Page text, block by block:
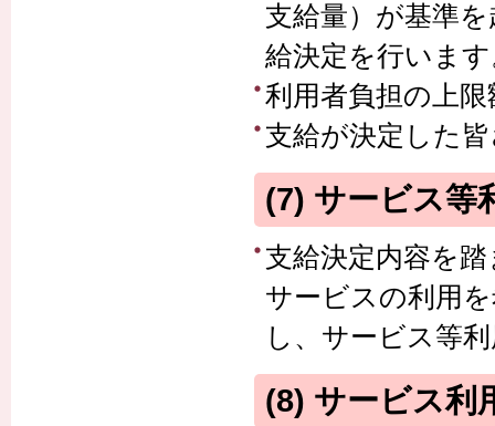
支給量）が基準
給決定を行いま
利用者負担の上
支給が決定した
(7) サービス等
支給決定内容を
サービスの利用
し、サービス等
(8) サービス利